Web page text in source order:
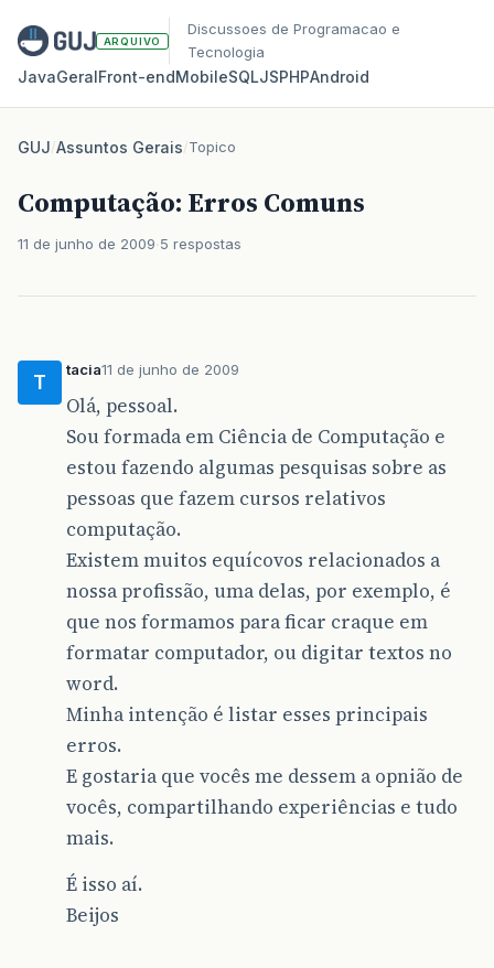
ARQUIVO
Discussoes de Programacao e
Tecnologia
JavaGeralFront‑endMobileSQLJSPHPAndroid
GUJ/Assuntos Gerais/Topico
Computação: Erros Comuns
11 de junho de 2009 5 respostas
T
tacia11 de junho de 2009
Olá, pessoal.
Sou formada em Ciência de Computação e
estou fazendo algumas pesquisas sobre as
pessoas que fazem cursos relativos
computação.
Existem muitos equícovos relacionados a
nossa profissão, uma delas, por exemplo, é
que nos formamos para ficar craque em
formatar computador, ou digitar textos no
word.
Minha intenção é listar esses principais
erros.
E gostaria que vocês me dessem a opnião de
vocês, compartilhando experiências e tudo
mais.
É isso aí.
Beijos